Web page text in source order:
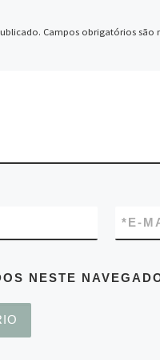
Campos obrigatórios são
E-
*
NESTE